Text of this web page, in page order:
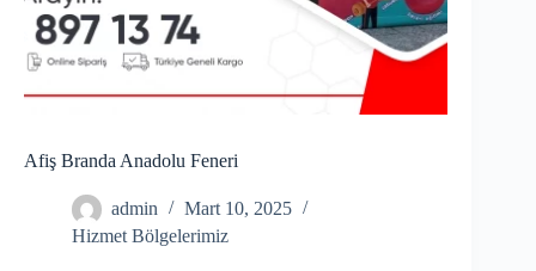
Afiş Branda Anadolu Feneri
admin
Mart 10, 2025
Hizmet Bölgelerimiz